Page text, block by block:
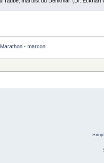
- marcon